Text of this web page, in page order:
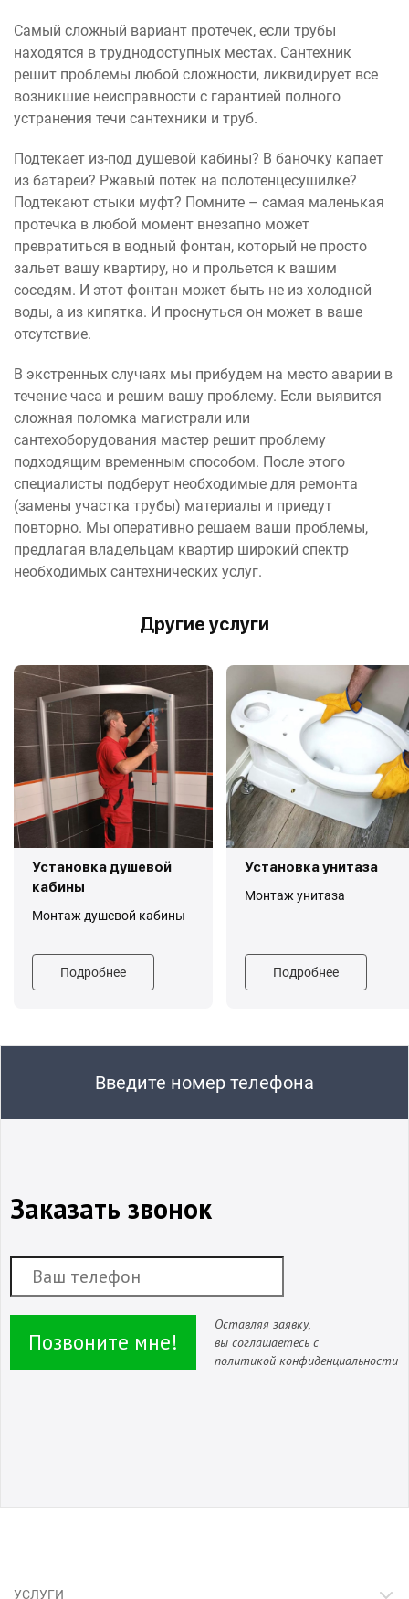
Самый сложный вариант протечек, если трубы
находятся в труднодоступных местах. Сантехник
решит проблемы любой сложности, ликвидирует все
возникшие неисправности с гарантией полного
устранения течи сантехники и труб.
Подтекает из-под душевой кабины? В баночку капает
из батареи? Ржавый потек на полотенцесушилке?
Подтекают стыки муфт? Помните – самая маленькая
протечка в любой момент внезапно может
превратиться в водный фонтан, который не просто
зальет вашу квартиру, но и прольется к вашим
соседям. И этот фонтан может быть не из холодной
воды, а из кипятка. И проснуться он может в ваше
отсутствие.
В экстренных случаях мы прибудем на место аварии в
течение часа и решим вашу проблему. Если выявится
сложная поломка магистрали или
сантехоборудования мастер решит проблему
подходящим временным способом. После этого
специалисты подберут необходимые для ремонта
(замены участка трубы) материалы и приедут
повторно. Мы оперативно решаем ваши проблемы,
предлагая владельцам квартир широкий спектр
необходимых сантехнических услуг.
Другие услуги
Установка душевой
кабины
Монтаж душевой кабины
Подробнее
Установка унитаза
Монтаж унитаза
Подробнее
Введите номер телефона
Заказать звонок
Позвоните мне!
Оставляя заявку,
вы соглашаетесь с
политикой конфиденциальности
УСЛУГИ